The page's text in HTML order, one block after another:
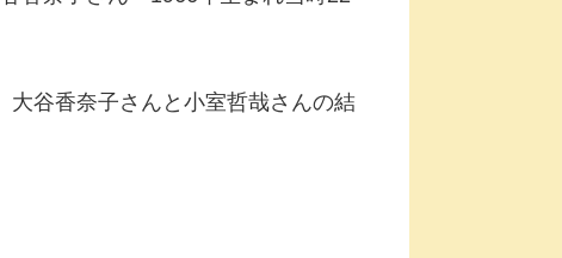
大谷香奈子さんと小室哲哉さんの結